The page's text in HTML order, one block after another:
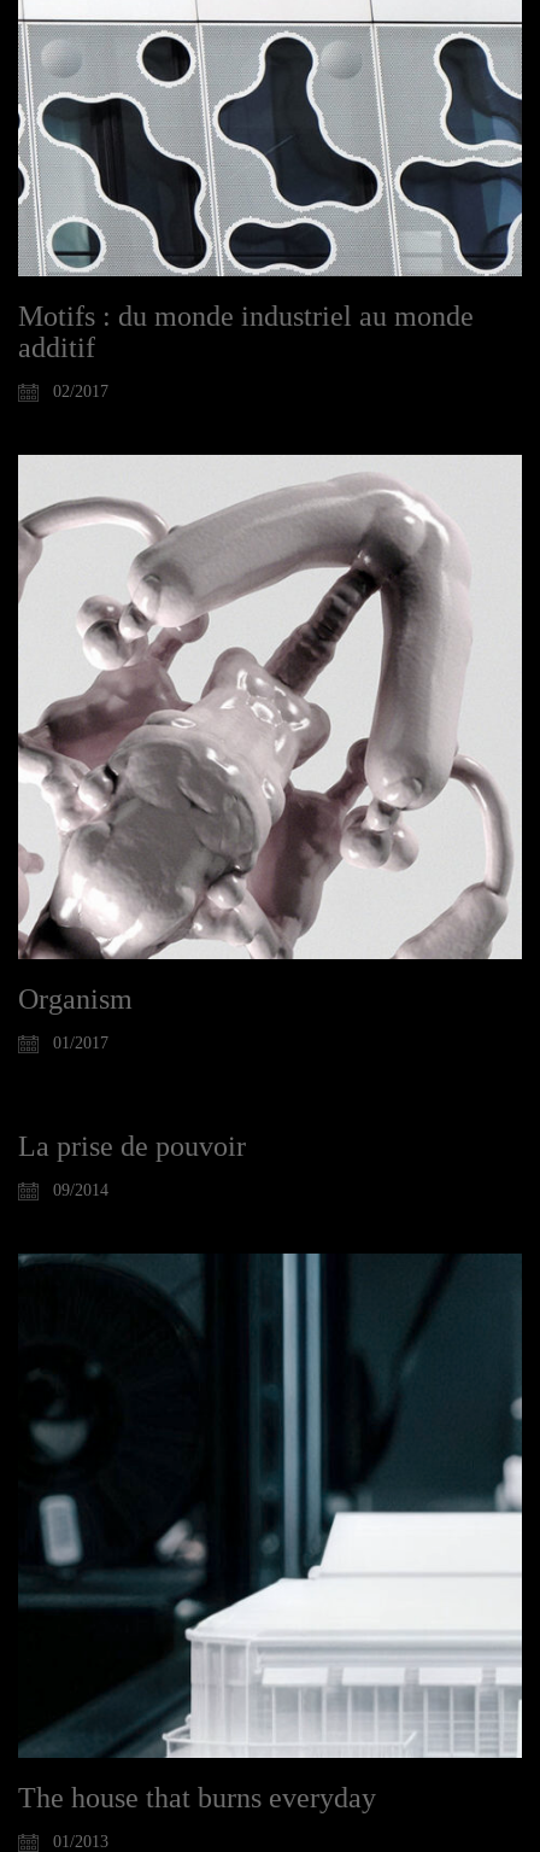
Motifs : du monde industriel au monde
additif
02/2017
Organism
01/2017
La prise de pouvoir
09/2014
The house that burns everyday
01/2013